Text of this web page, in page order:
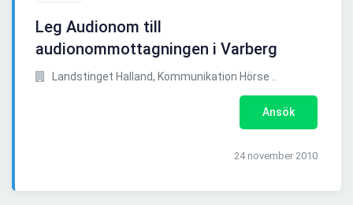
Leg Audionom till
audionommottagningen i Varberg
Landstinget Halland, Kommunikation Hörse ..
Ansök
24 november 2010